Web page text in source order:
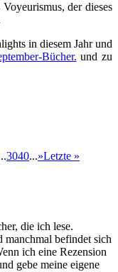
der dieses
in diesem Jahr und
Bücher. und zu
3040...»Letzte »
die ich lese.
manchmal befindet sich
ich eine Rezension
gebe meine eigene